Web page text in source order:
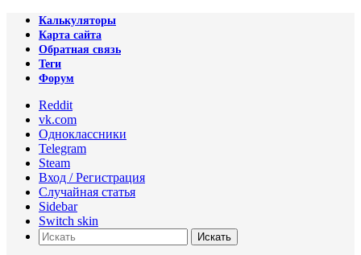
Калькуляторы
Карта сайта
Обратная связь
Теги
Форум
Reddit
vk.com
Одноклассники
Telegram
Steam
Вход / Регистрация
Случайная статья
Sidebar
Switch skin
Искать